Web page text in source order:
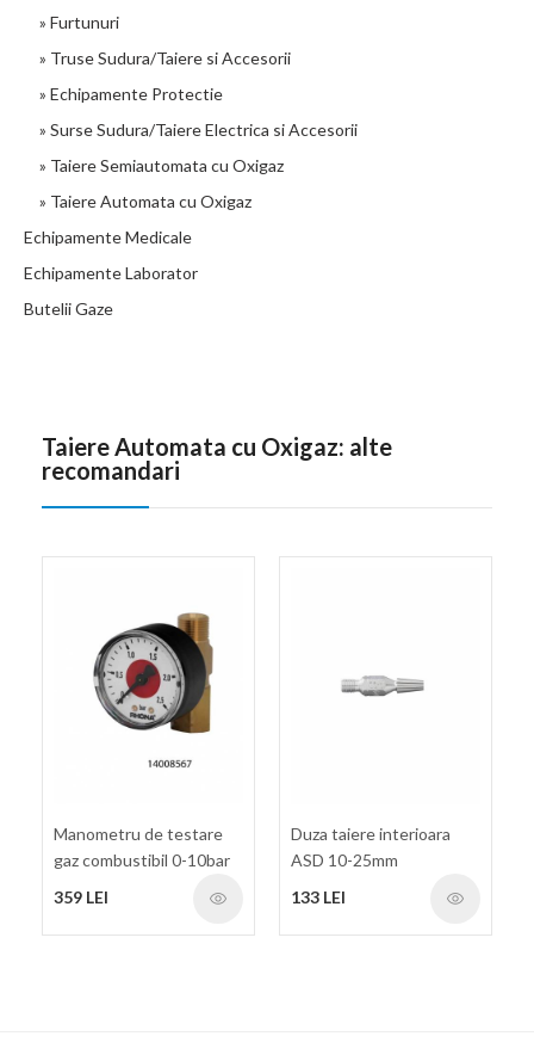
» Furtunuri
» Truse Sudura/Taiere si Accesorii
» Echipamente Protectie
» Surse Sudura/Taiere Electrica si Accesorii
» Taiere Semiautomata cu Oxigaz
» Taiere Automata cu Oxigaz
Echipamente Medicale
Echipamente Laborator
Butelii Gaze
Taiere Automata cu Oxigaz: alte
recomandari
Manometru de testare
gaz combustibil 0-10bar
G3/8
359 LEI
Duza taiere interioara
ASD 10-25mm
133 LEI